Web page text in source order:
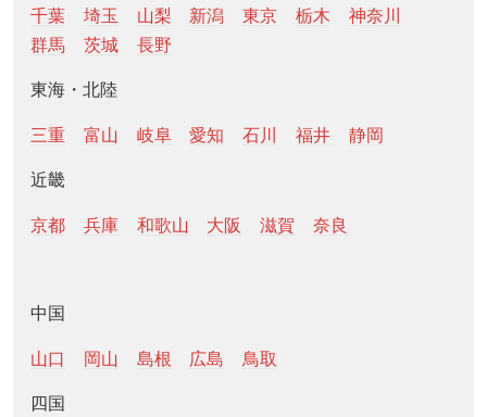
千葉 埼玉 山梨 新潟 東京 栃木
神奈川
群馬
茨城 長野
東海・北陸
三重 富山 岐阜 愛知 石川 福井 静岡
近畿
京都 兵庫 和歌山 大阪 滋賀 奈良
中国
山口 岡山 島根 広島 鳥取
四国